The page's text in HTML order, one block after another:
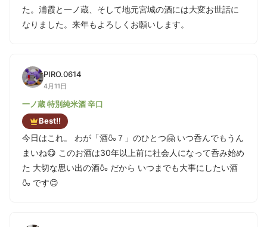
た。浦霞と一ノ蔵、そして地元宮城の酒には大変お世話に
なりました。来年もよろしくお願いします。
PIRO.0614
4月11日
一ノ蔵 特別純米酒 辛口
Best!!
今日はこれ。 わが「酒🍶７」のひとつ🤗 いつ呑んでもうん
まいね😋 このお酒は30年以上前に社会人になって呑み始め
た 大切な思い出の酒🍶 だから いつまでも大事にしたい酒
🍶 です😊